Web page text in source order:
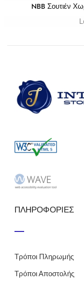
NBB Σουτιέν
ΠΛΗΡΟΦΟΡΙΕΣ
Τρόποι Πληρωμής
Τρόποι Αποστολής